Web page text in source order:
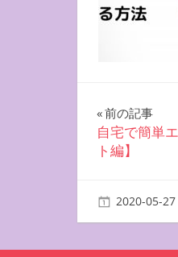
投
稿
ビ
ゲ
前の記事
自宅で簡単
ト編】
2020-05-27